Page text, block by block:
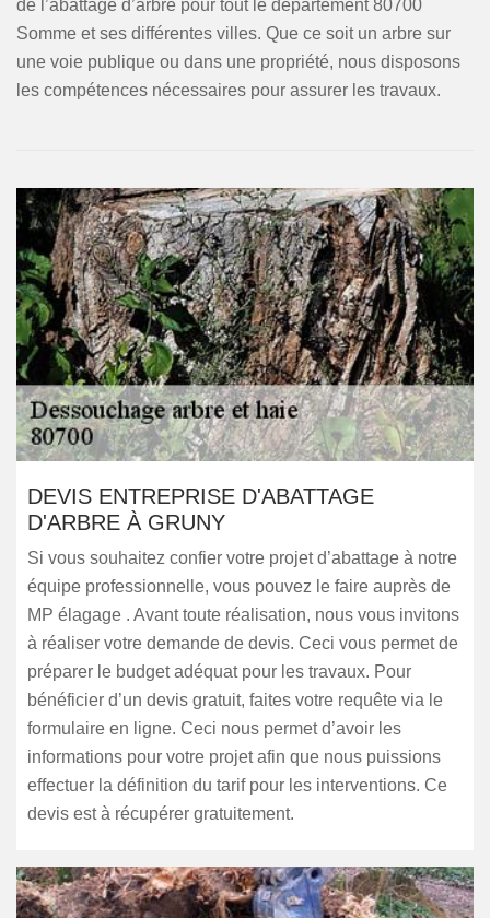
de l’abattage d’arbre pour tout le département 80700
Somme et ses différentes villes. Que ce soit un arbre sur
une voie publique ou dans une propriété, nous disposons
les compétences nécessaires pour assurer les travaux.
DEVIS ENTREPRISE D'ABATTAGE
D'ARBRE À GRUNY
Si vous souhaitez confier votre projet d’abattage à notre
équipe professionnelle, vous pouvez le faire auprès de
MP élagage . Avant toute réalisation, nous vous invitons
à réaliser votre demande de devis. Ceci vous permet de
préparer le budget adéquat pour les travaux. Pour
bénéficier d’un devis gratuit, faites votre requête via le
formulaire en ligne. Ceci nous permet d’avoir les
informations pour votre projet afin que nous puissions
effectuer la définition du tarif pour les interventions. Ce
devis est à récupérer gratuitement.